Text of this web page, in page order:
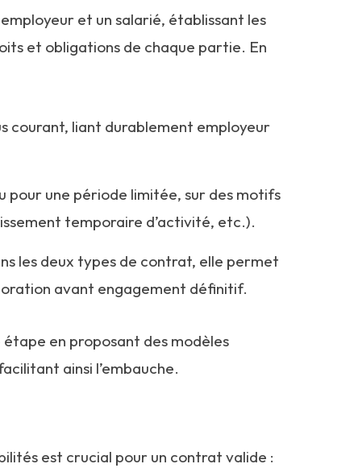
et un salarié, établissant les
et obligations de chaque partie. En
courant, liant durablement employeur
pour une période limitée, sur des motifs
temporaire d’activité, etc.).
les deux types de contrat, elle permet
avant engagement définitif.
en proposant des modèles
ainsi l’embauche.
est crucial pour un contrat valide :